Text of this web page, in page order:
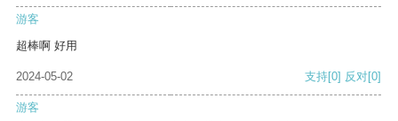
游客
超棒啊 好用
2024-05-02 支持[0] 反对[0]
游客